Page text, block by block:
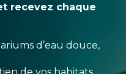
recevez chaque
d’eau douce,